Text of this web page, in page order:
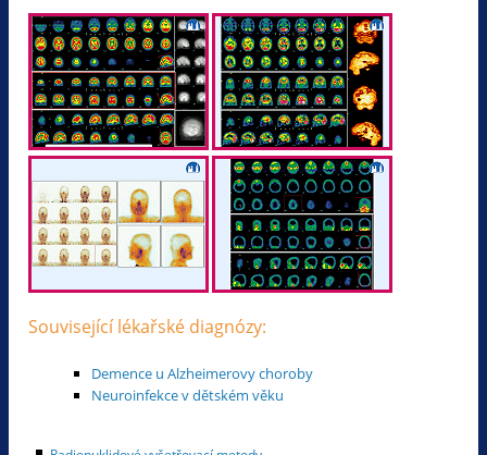
Související lékařské diagnózy:
Demence u Alzheimerovy choroby
Neuroinfekce v dětském věku